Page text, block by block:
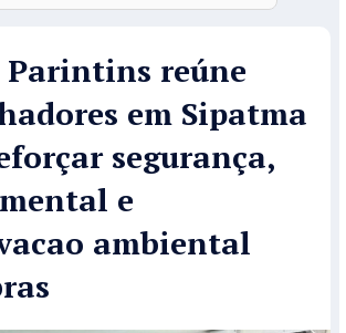
Parintins reúne
em Sipatma
segurança,
e
ambiental